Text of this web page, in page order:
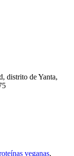
distrito de Yanta,
veganas,